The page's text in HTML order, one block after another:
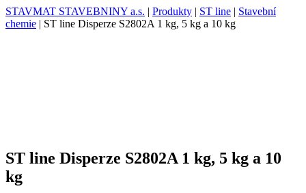
STAVMAT STAVEBNINY a.s. | Produkty | ST line | Stavební
chemie | ST line Disperze S2802A 1 kg, 5 kg a 10 kg
ST line Disperze S2802A 1 kg, 5 kg a 10
kg